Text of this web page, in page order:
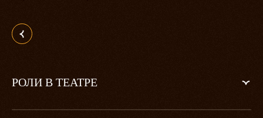
РОЛИ В ТЕАТРЕ